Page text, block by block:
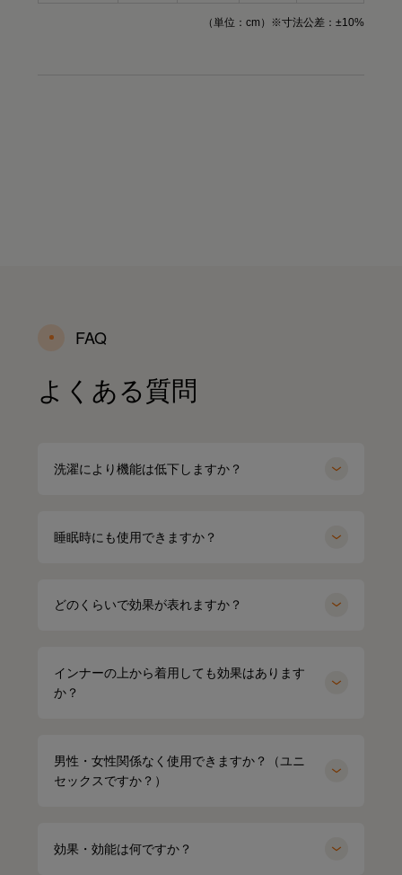
（単位：cm）※寸法公差：±10%
FAQ
よくある質問
洗濯により機能は低下しますか？
睡眠時にも使用できますか？
どのくらいで効果が表れますか？
インナーの上から着用しても効果はあります
か？
男性・女性関係なく使用できますか？（ユニ
セックスですか？）
効果・効能は何ですか？